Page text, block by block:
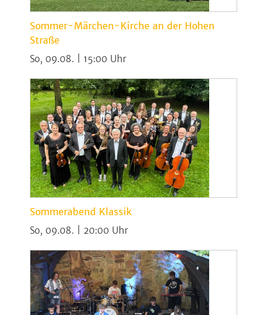
Sommer-Märchen-Kirche an der Hohen
Straße
So, 09.08. | 15:00
Sommerabend Klassik
So, 09.08. | 20:00